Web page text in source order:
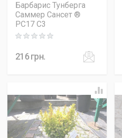
Барбарис Тунберга
Саммер Сансет ®
PC17 C3
Rating: 0 out of 5
216грн.